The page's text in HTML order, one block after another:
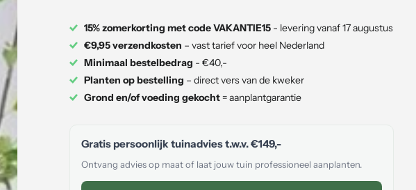
15% zomerkorting met code VAKANTIE15 - levering vanaf 17 augustus
€9,95 verzendkosten – vast tarief voor heel Nederland
Minimaal bestelbedrag - €40,-
Planten op bestelling – direct vers van de kweker
Grond en/of voeding gekocht= aanplantgarantie
Gratis persoonlijk tuinadvies t.w.v.€149,-
Ontvang advies op maat of laat jouw tuin professioneel aanplanten.